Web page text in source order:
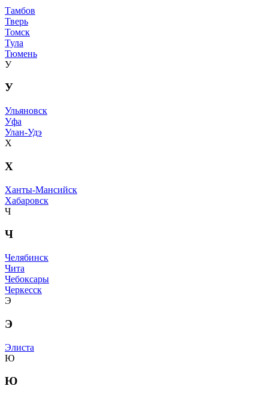
Тамбов
Тверь
Томск
Тула
Тюмень
У
У
Ульяновск
Уфа
Улан-Удэ
Х
Х
Ханты-Мансийск
Хабаровск
Ч
Ч
Челябинск
Чита
Чебоксары
Черкесск
Э
Э
Элиста
Ю
Ю